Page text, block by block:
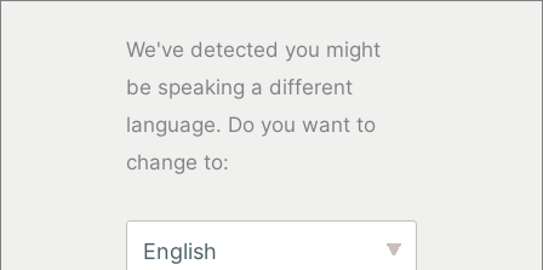
We've detected you might
be speaking a different
language. Do you want to
change to:
English